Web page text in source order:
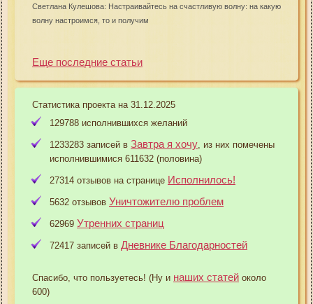
Светлана Кулешова: Настраивайтесь на счастливую волну: на какую
волну настроимся, то и получим
Еще последние статьи
Статистика проекта на 31.12.2025
129788 исполнившихся желаний
1233283 записей в Завтра я хочу , из них помечены
исполнившимися 611632 (половина)
27314 отзывов на странице Исполнилось!
5632 отзывов Уничтожителю проблем
62969 Утренних страниц
72417 записей в Дневнике Благодарностей
Спасибо, что пользуетесь! (Ну и наших статей около
600)